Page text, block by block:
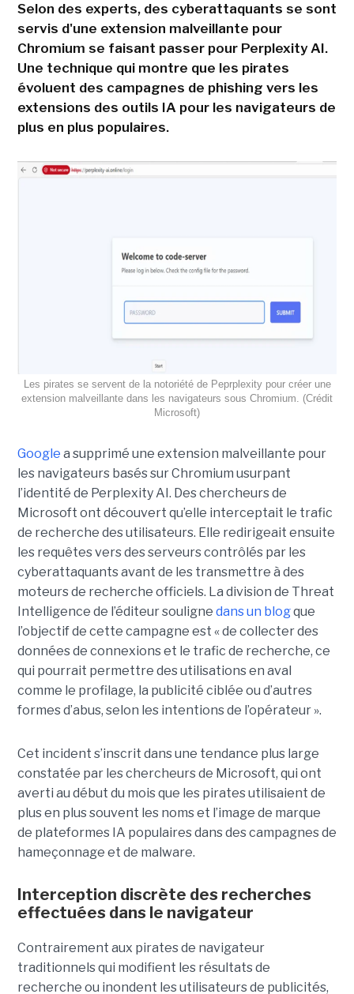
Selon des experts, des cyberattaquants se sont
servis d'une extension malveillante pour
Chromium se faisant passer pour Perplexity AI.
Une technique qui montre que les pirates
évoluent des campagnes de phishing vers les
extensions des outils IA pour les navigateurs de
plus en plus populaires.
Les pirates se servent de la notoriété de Peprplexity pour créer une
extension malveillante dans les navigateurs sous Chromium. (Crédit
Microsoft)
Google a supprimé une extension malveillante pour
les navigateurs basés sur Chromium usurpant
l’identité de Perplexity AI. Des chercheurs de
Microsoft ont découvert qu’elle interceptait le trafic
de recherche des utilisateurs. Elle redirigeait ensuite
les requêtes vers des serveurs contrôlés par les
cyberattaquants avant de les transmettre à des
moteurs de recherche officiels. La division de Threat
Intelligence de l’éditeur souligne dans un blogque
l’objectif de cette campagne est « de collecter des
données de connexions et le trafic de recherche, ce
qui pourrait permettre des utilisations en aval
comme le profilage, la publicité ciblée ou d’autres
formes d’abus, selon les intentions de l’opérateur ».
Cet incident s’inscrit dans une tendance plus large
constatée par les chercheurs de Microsoft, qui ont
averti au début du mois que les pirates utilisaient de
plus en plus souvent les noms et l’image de marque
de plateformes IA populaires dans des campagnes de
hameçonnage et de malware.
Interception discrète des recherches
effectuées dans le navigateur
Contrairement aux pirates de navigateur
traditionnels qui modifient les résultats de
recherche ou inondent les utilisateurs de publicités,